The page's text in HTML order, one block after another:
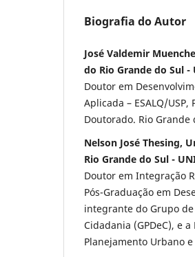
Biografia do Autor
José Valdemir
do Rio Grande do Sul -
Doutor em
Aplicada – ESALQ/
Doutorado. Rio Grande
Nelson José Thesing,
Rio Grande do Sul -
Doutor em Integração
Pós-Graduação em
integrante do Grupo
Cidadania (GPDeC), e
Planejamento Urbano